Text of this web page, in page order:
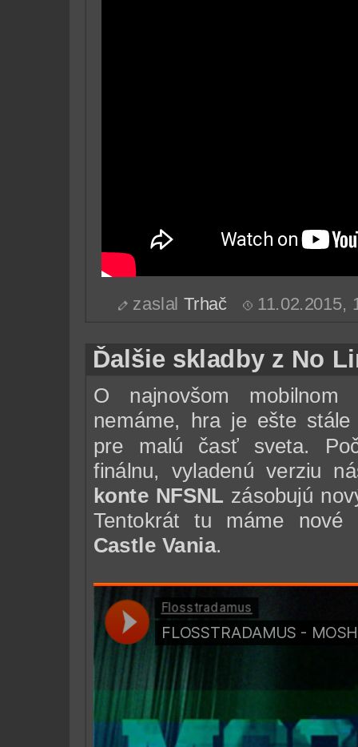
zaslal Trhač
Ďalšie skladby z No
O najnovšom
nemáme, hra je ešte stále
pre malú časť sveta.
finálnu, vyladenú verziu
konte NFSNL zásobujú
Tentokrát tu máme
Castle Vania.